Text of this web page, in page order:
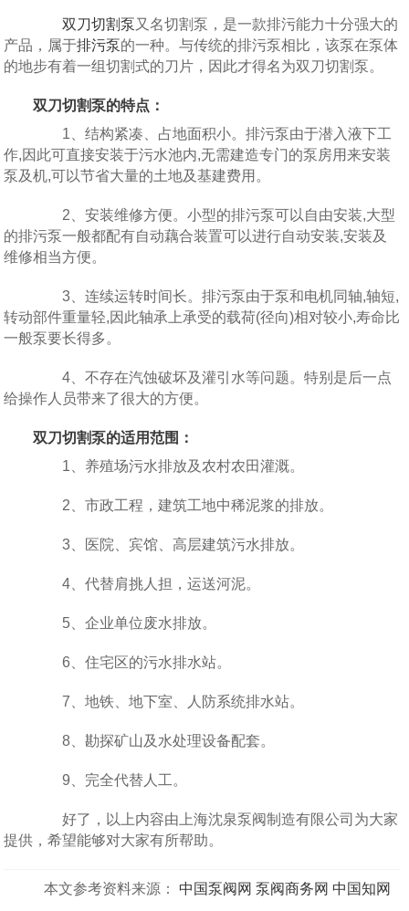
双刀切割泵 又名切割泵，是一款排污能力十分强大的
产品，属于排污泵的一种。与传统的排污泵相比，该泵在泵体
的地步有着一组切割式的刀片，因此才得名为双刀切割泵。
双刀切割泵的特点：
1、结构紧凑、占地面积小。排污泵由于潜入液下工
作,因此可直接安装于污水池内,无需建造专门的泵房用来安装
泵及机,可以节省大量的土地及基建费用。
2、安装维修方便。小型的排污泵可以自由安装,大型
的排污泵一般都配有自动藕合装置可以进行自动安装,安装及
维修相当方便。
3、连续运转时间长。排污泵由于泵和电机同轴,轴短,
转动部件重量轻,因此轴承上承受的载荷(径向)相对较小,寿命比
一般泵要长得多。
4、不存在汽蚀破坏及灌引水等问题。特别是后一点
给操作人员带来了很大的方便。
双刀切割泵的适用范围：
1、养殖场污水排放及农村农田灌溉。
2、市政工程，建筑工地中稀泥浆的排放。
3、医院、宾馆、高层建筑污水排放。
4、代替肩挑人担，运送河泥。
5、企业单位废水排放。
6、住宅区的污水排水站。
7、地铁、地下室、人防系统排水站。
8、勘探矿山及水处理设备配套。
9、完全代替人工。
好了，以上内容由上海沈泉泵阀制造有限公司为大家
提供，希望能够对大家有所帮助。
本文参考资料来源： 中国泵阀网 泵阀商务网 中国知网